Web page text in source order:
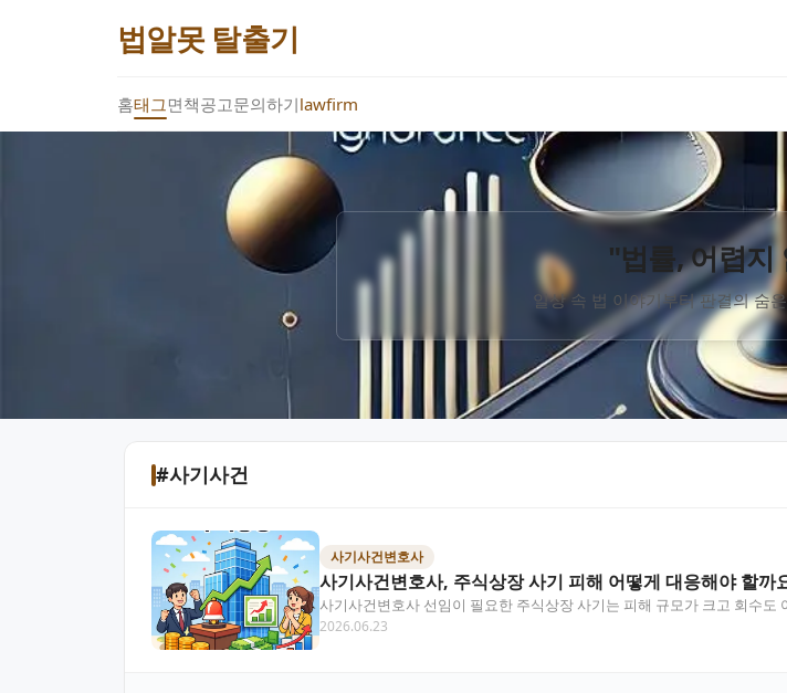
법알못 탈출기
홈태그면책공고문의하기lawfirm
"법률, 어렵지
일상 속 법 이야기부터 판결의 숨
#사기사건
사기사건변호사
사기사건변호사, 주식상장 사기 피해 어떻게 대응해야 할까
사기사건변호사 선임이 필요한 주식상장 사기는 피해 규모가 크고 회수
중심으로 정리해 드…
2026.06.23